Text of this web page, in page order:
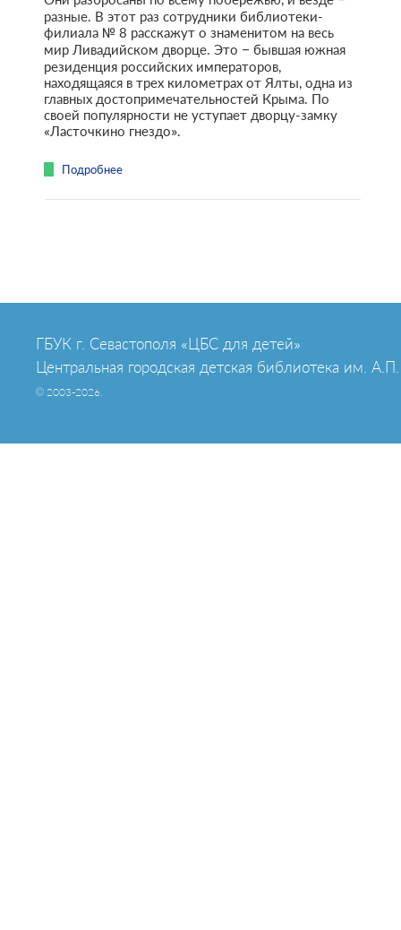
разные. В этот раз сотрудники библиотеки-
филиала № 8 расскажут о знаменитом на весь
мир Ливадийском дворце. Это – бывшая южная
резиденция российских императоров,
находящаяся в трех километрах от Ялты, одна из
главных достопримечательностей Крыма. По
своей популярности не уступает дворцу-замку
«Ласточкино гнездо».
Подробнее
ГБУК г. Севастополя «ЦБС для детей»
Центральная городская детская библиотека им. А.П.
© 2003-2026.